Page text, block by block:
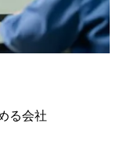
る会社